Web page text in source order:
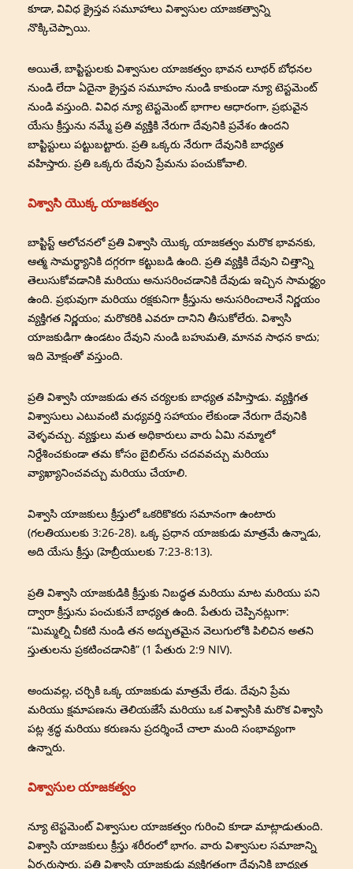
కూడా, వివిధ క్రైస్తవ సమూహాలు విశ్వాసుల యాజకత్వాన్ని
నొక్కిచెప్పాయి.
అయితే, బాప్టిస్టులకు విశ్వాసుల యాజకత్వం భావన లూథర్ బోధనల
నుండి లేదా ఏదైనా క్రైస్తవ సమూహం నుండి కాకుండా న్యూ టెస్టమెంట్
నుండి వస్తుంది. వివిధ న్యూ టెస్టమెంట్ భాగాల ఆధారంగా, ప్రభువైన
యేసు క్రీస్తును నమ్మే ప్రతి వ్యక్తికి నేరుగా దేవునికి ప్రవేశం ఉందని
బాప్టిస్టులు పట్టుబట్టారు. ప్రతి ఒక్కరు నేరుగా దేవునికి బాధ్యత
వహిస్తారు. ప్రతి ఒక్కరు దేవుని ప్రేమను పంచుకోవాలి.
విశ్వాసి యొక్క యాజకత్వం
బాప్టిస్ట్ ఆలోచనలో ప్రతి విశ్వాసి యొక్క యాజకత్వం మరొక భావనకు,
ఆత్మ సామర్థ్యానికి దగ్గరగా కట్టుబడి ఉంది. ప్రతి వ్యక్తికి దేవుని చిత్తాన్ని
తెలుసుకోవడానికి మరియు అనుసరించడానికి దేవుడు ఇచ్చిన సామర్థ్యం
ఉంది. ప్రభువుగా మరియు రక్షకునిగా క్రీస్తును అనుసరించాలనే నిర్ణయం
వ్యక్తిగత నిర్ణయం; మరొకరికి ఎవరూ దానిని తీసుకోలేరు. విశ్వాసి
యాజకుడిగా ఉండటం దేవుని నుండి బహుమతి, మానవ సాధన కాదు;
ఇది మోక్షంతో వస్తుంది.
ప్రతి విశ్వాసి యాజకుడు తన చర్యలకు బాధ్యత వహిస్తాడు. వ్యక్తిగత
విశ్వాసులు ఎటువంటి మధ్యవర్తి సహాయం లేకుండా నేరుగా దేవునికి
వెళ్ళవచ్చు. వ్యక్తులు మత అధికారులు వారు ఏమి నమ్మాలో
నిర్దేశించకుండా తమ కోసం బైబిల్‌ను చదవవచ్చు మరియు
వ్యాఖ్యానించవచ్చు మరియు చేయాలి.
విశ్వాసి యాజకులు క్రీస్తులో ఒకరికొకరు సమానంగా ఉంటారు
(గలతియులకు 3:26-28). ఒక్క ప్రధాన యాజకుడు మాత్రమే ఉన్నాడు,
అది యేసు క్రీస్తు (హెబ్రీయులకు 7:23-8:13).
ప్రతి విశ్వాసి యాజకుడికి క్రీస్తుకు నిబద్ధత మరియు మాట మరియు పని
ద్వారా క్రీస్తును పంచుకునే బాధ్యత ఉంది. పేతురు చెప్పినట్లుగా:
“మిమ్మల్ని చీకటి నుండి తన అద్భుతమైన వెలుగులోకి పిలిచిన అతని
స్తుతులను ప్రకటించడానికి” (1 పేతురు 2:9 NIV).
అందువల్ల, చర్చికి ఒక్క యాజకుడు మాత్రమే లేడు. దేవుని ప్రేమ
మరియు క్షమాపణను తెలియజేసే మరియు ఒక విశ్వాసికి మరొక విశ్వాసి
పట్ల శ్రద్ధ మరియు కరుణను ప్రదర్శించే చాలా మంది సంభావ్యంగా
ఉన్నారు.
విశ్వాసుల యాజకత్వం
న్యూ టెస్టమెంట్ విశ్వాసుల యాజకత్వం గురించి కూడా మాట్లాడుతుంది.
విశ్వాసి యాజకులు క్రీస్తు శరీరంలో భాగం. వారు విశ్వాసుల సమాజాన్ని
ఏర్పరుస్తారు. ప్రతి విశ్వాసి యాజకుడు వ్యక్తిగతంగా దేవునికి బాధ్యత